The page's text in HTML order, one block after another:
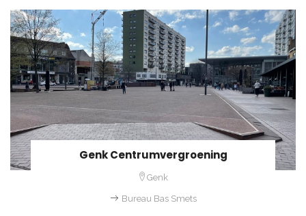
Genk Centrumvergroening
Genk
Bureau Bas Smets